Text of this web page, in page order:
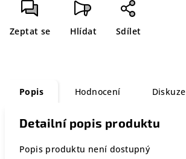
Zeptat se Hlídat Sdílet
Popis Hodnocení Diskuze
Detailní popis produktu
Popis produktu není dostupný